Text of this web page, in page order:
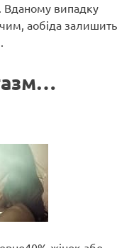
Вданому випадку
аобіда залишить